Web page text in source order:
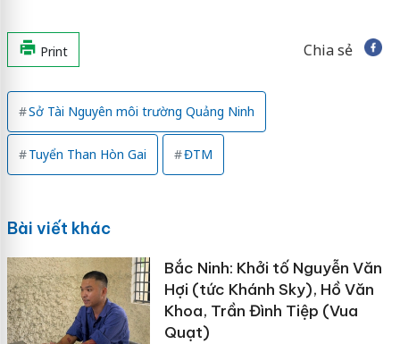
Print Chia sẻ
Sở Tài Nguyên môi trường Quảng Ninh
Tuyển Than Hòn Gai ĐTM
Bài viết khác
Bắc Ninh: Khởi tố Nguyễn Văn
Hợi (tức Khánh Sky), Hồ Văn
Khoa, Trần Đình Tiệp (Vua
Quạt)